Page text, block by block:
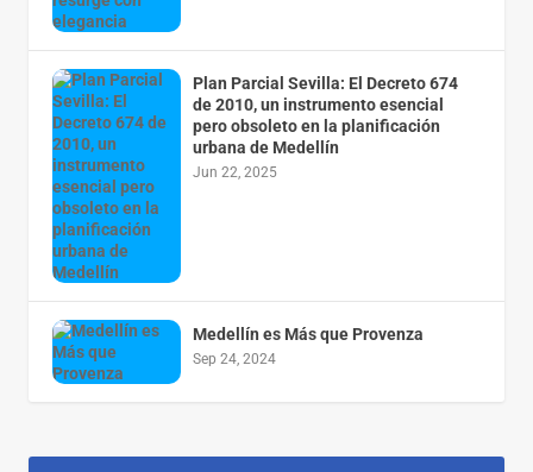
Plan Parcial Sevilla: El Decreto 674
de 2010, un instrumento esencial
pero obsoleto en la planificación
urbana de Medellín
Jun 22, 2025
Medellín es Más que Provenza
Sep 24, 2024